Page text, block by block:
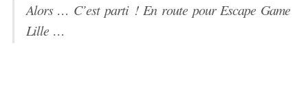
Alors … C’est parti ! En route pour Escape Game
Lille …